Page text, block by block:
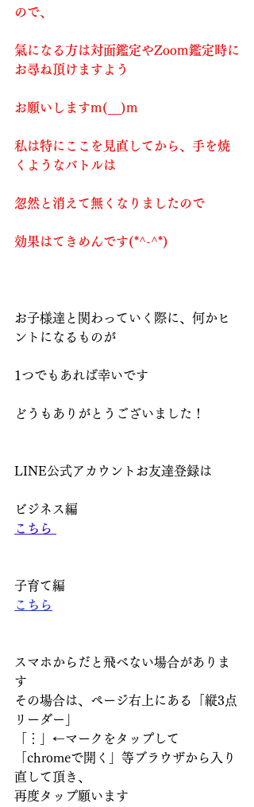
ので、
氣になる方は対面鑑定やZoom鑑定時に
お尋ね頂けますよう
お願いしますm(__)m
私は特にここを見直してから、手を焼
くようなバトルは
忽然と消えて無くなりましたので
効果はてきめんです(*^-^*)
お子様達と関わっていく際に、何かヒ
ントになるものが
1つでもあれば幸いです
どうもありがとうございました！
LINE公式アカウントお友達登録は
ビジネス編
こちら
子育て編
こちら
スマホからだと飛べない場合がありま
す
その場合は、ページ右上にある「縦3点
リーダー」
「︙」←マークをタップして
「chromeで開く」等ブラウザから入り
直して頂き、
再度タップ願います